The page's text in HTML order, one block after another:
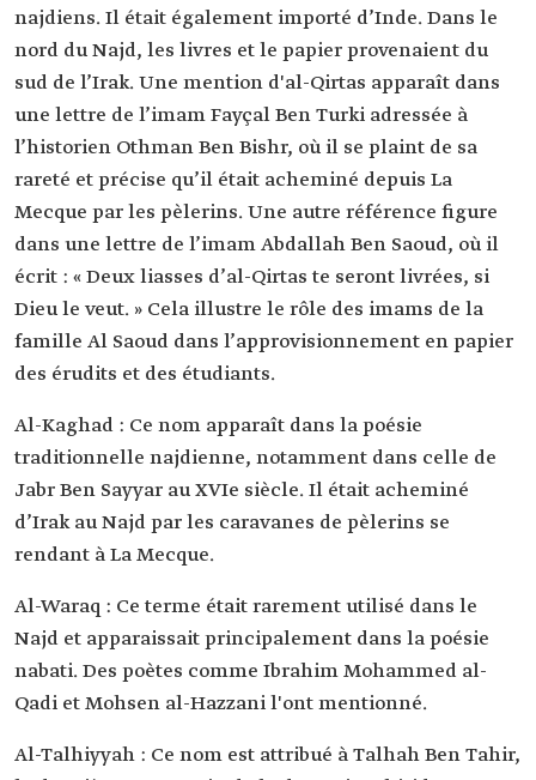
najdiens. Il était également importé d’Inde. Dans le
nord du Najd, les livres et le papier provenaient du
sud de l’Irak. Une mention d'al-Qirtas apparaît dans
une lettre de l’imam Fayçal Ben Turki adressée à
l’historien Othman Ben Bishr, où il se plaint de sa
rareté et précise qu’il était acheminé depuis La
Mecque par les pèlerins. Une autre référence figure
dans une lettre de l’imam Abdallah Ben Saoud, où il
écrit : « Deux liasses d’al-Qirtas te seront livrées, si
Dieu le veut. » Cela illustre le rôle des imams de la
famille Al Saoud dans l’approvisionnement en papier
des érudits et des étudiants.
Al-Kaghad : Ce nom apparaît dans la poésie
traditionnelle najdienne, notamment dans celle de
Jabr Ben Sayyar au XVIe siècle. Il était acheminé
d’Irak au Najd par les caravanes de pèlerins se
rendant à La Mecque.
Al-Waraq : Ce terme était rarement utilisé dans le
Najd et apparaissait principalement dans la poésie
nabati. Des poètes comme Ibrahim Mohammed al-
Qadi et Mohsen al-Hazzani l'ont mentionné.
Al-Talhiyyah : Ce nom est attribué à Talhah Ben Tahir,